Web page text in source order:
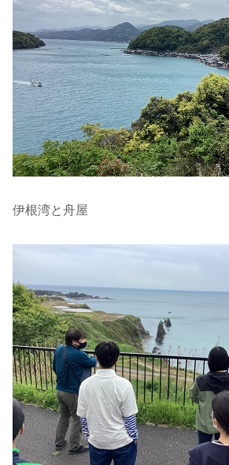
伊根湾と舟屋